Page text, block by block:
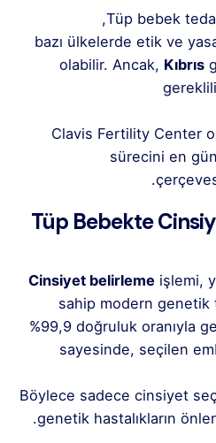
Tüp bebek
,
bazı ülkelerde etik ve
olabilir. Ancak, Kıbrıs
Clavis Fertility Center
sürecini en
Tüp Bebekte
Cinsiyet belirleme işlemi,
sahip modern genetik
%99,9 doğruluk oranıyla
sayesinde, seçilen
Böylece sadece cinsiyet
genetik hastalıkların